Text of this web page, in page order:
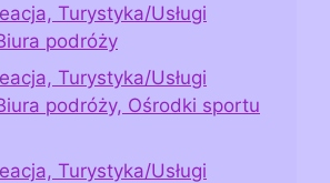
Turystyka/Usługi
podróży
Turystyka/Usługi
podróży, Ośrodki sportu
Turystyka/Usługi